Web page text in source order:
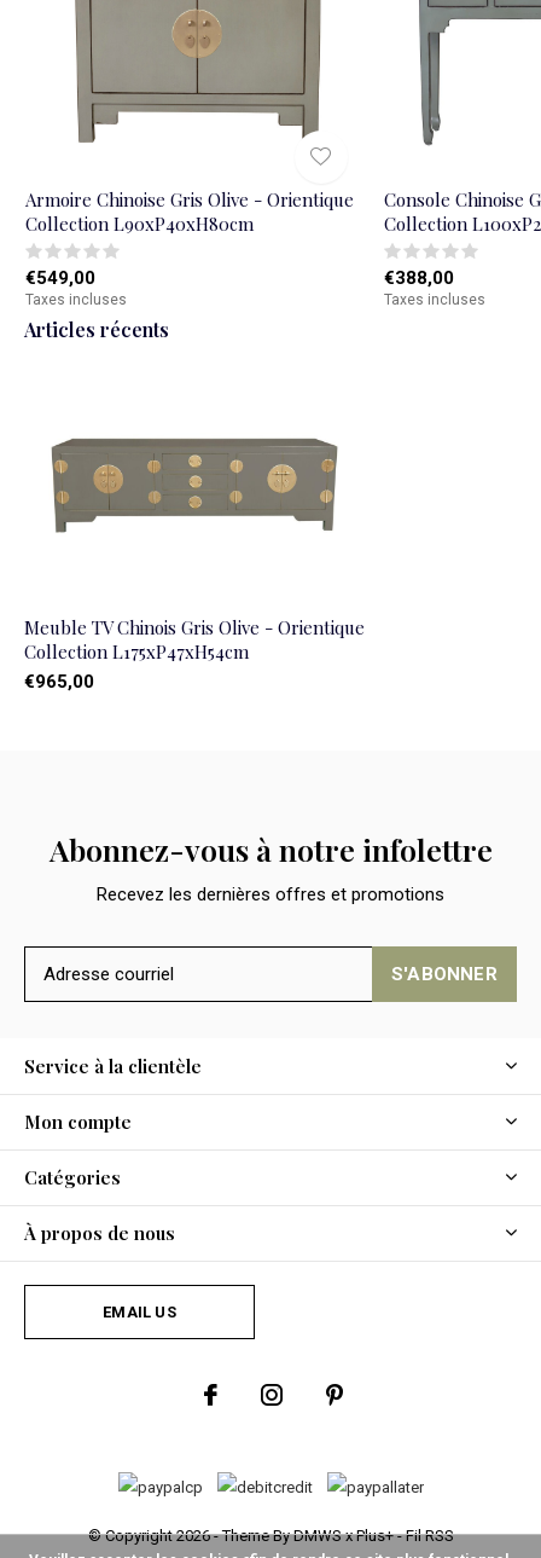
Armoire Chinoise Gris Olive - Orientique
Collection L90xP40xH80cm
€549,00
Taxes incluses
Console Chinoise
Collection
€388,00
Taxes incluses
Articles récents
Meuble TV Chinois Gris Olive - Orientique
Collection L175xP47xH54cm
€965,00
Abonnez-vous à notre infolettre
Recevez les dernières offres et promotions
S'ABONNER
Service à la clientèle
Mon compte
Catégories
À propos de nous
EMAIL US
© Copyright2026- Theme ByDMWSxPlus+-Fil RSS